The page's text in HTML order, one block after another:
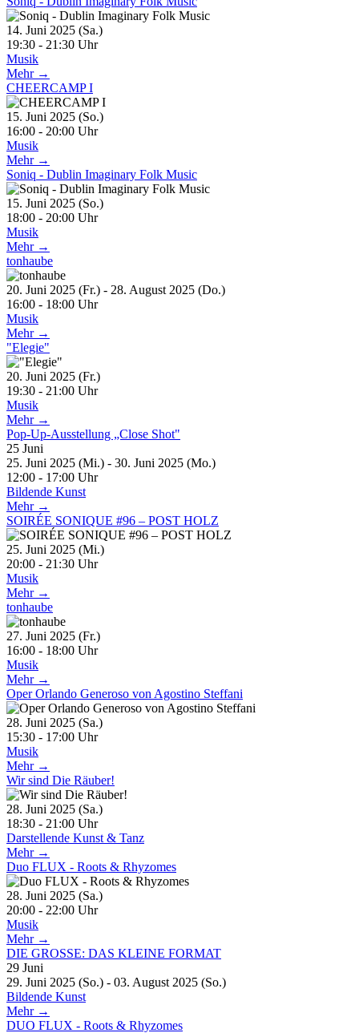
14. Juni 2025 (Sa.)
19:30 - 21:30 Uhr
Musik
Mehr →
CHEERCAMP I
15. Juni 2025 (So.)
16:00 - 20:00 Uhr
Musik
Mehr →
Soniq - Dublin Imaginary Folk Music
15. Juni 2025 (So.)
18:00 - 20:00 Uhr
Musik
Mehr →
tonhaube
20. Juni 2025 (Fr.) - 28. August 2025 (Do.)
16:00 - 18:00 Uhr
Musik
Mehr →
"Elegie"
20. Juni 2025 (Fr.)
19:30 - 21:00 Uhr
Musik
Mehr →
Pop-Up-Ausstellung „Close Shot"
25 Juni
25. Juni 2025 (Mi.) - 30. Juni 2025 (Mo.)
12:00 - 17:00 Uhr
Bildende Kunst
Mehr →
SOIRÉE SONIQUE #96 – POST HOLZ
25. Juni 2025 (Mi.)
20:00 - 21:30 Uhr
Musik
Mehr →
tonhaube
27. Juni 2025 (Fr.)
16:00 - 18:00 Uhr
Musik
Mehr →
Oper Orlando Generoso von Agostino Steffani
28. Juni 2025 (Sa.)
15:30 - 17:00 Uhr
Musik
Mehr →
Wir sind Die Räuber!
28. Juni 2025 (Sa.)
18:30 - 21:00 Uhr
Darstellende Kunst & Tanz
Mehr →
Duo FLUX - Roots & Rhyzomes
28. Juni 2025 (Sa.)
20:00 - 22:00 Uhr
Musik
Mehr →
DIE GROSSE: DAS KLEINE FORMAT
29 Juni
29. Juni 2025 (So.) - 03. August 2025 (So.)
Bildende Kunst
Mehr →
DUO FLUX - Roots & Rhyzomes